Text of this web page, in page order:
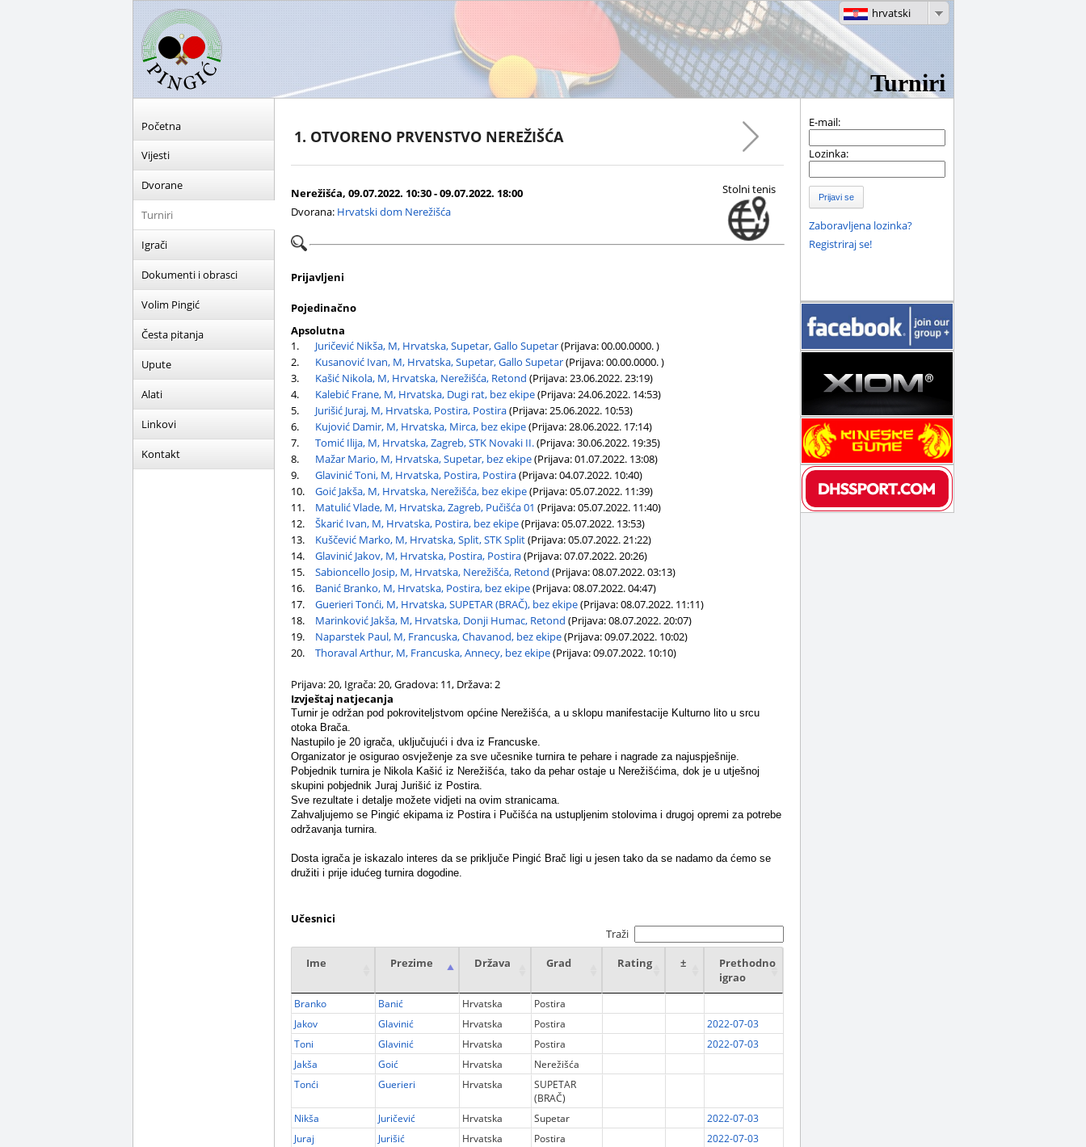
Turniri
hrvatski
Početna
Vijesti
Dvorane
Turniri
Igrači
Dokumenti i obrasci
Volim Pingić
Česta pitanja
Upute
Alati
Linkovi
Kontakt
1. OTVORENO PRVENSTVO NEREŽIŠĆA
Nerežišća, 09.07.2022. 10:30 - 09.07.2022. 18:00
Dvorana: Hrvatski dom Nerežišća
Stolni tenis
Prijavljeni
Pojedinačno
Apsolutna
1.
Juričević Nikša, M, Hrvatska, Supetar, Gallo Supetar(Prijava: 00.00.0000. )
2.
Kusanović Ivan, M, Hrvatska, Supetar, Gallo Supetar(Prijava: 00.00.0000. )
3.
Kašić Nikola, M, Hrvatska, Nerežišća, Retond (Prijava: 23.06.2022. 23:19)
4.
Kalebić Frane, M, Hrvatska, Dugi rat, bez ekipe(Prijava: 24.06.2022. 14:53)
5.
Jurišić Juraj, M, Hrvatska, Postira, Postira(Prijava: 25.06.2022. 10:53)
6.
Kujović Damir, M, Hrvatska, Mirca, bez ekipe(Prijava: 28.06.2022. 17:14)
7.
Tomić Ilija, M, Hrvatska, Zagreb, STK Novaki II.(Prijava: 30.06.2022. 19:35)
8.
Mažar Mario, M, Hrvatska, Supetar, bez ekipe(Prijava: 01.07.2022. 13:08)
9.
Glavinić Toni, M, Hrvatska, Postira, Postira(Prijava: 04.07.2022. 10:40)
10.
Goić Jakša, M, Hrvatska, Nerežišća, bez ekipe(Prijava: 05.07.2022. 11:39)
11.
Matulić Vlade, M, Hrvatska, Zagreb, Pučišća 01 (Prijava: 05.07.2022. 11:40)
12.
Škarić Ivan, M, Hrvatska, Postira, bez ekipe(Prijava: 05.07.2022. 13:53)
13.
Kuščević Marko, M, Hrvatska, Split, STK Split(Prijava: 05.07.2022. 21:22)
14.
Glavinić Jakov, M, Hrvatska, Postira, Postira(Prijava: 07.07.2022. 20:26)
15.
Sabioncello Josip, M, Hrvatska, Nerežišća, Retond (Prijava: 08.07.2022. 03:13)
16.
Banić Branko, M, Hrvatska, Postira, bez ekipe(Prijava: 08.07.2022. 04:47)
17.
Guerieri Tonći, M, Hrvatska, SUPETAR (BRAČ), bez ekipe(Prijava: 08.07.2022. 11:11)
18.
Marinković Jakša, M, Hrvatska, Donji Humac, Retond (Prijava: 08.07.2022. 20:07)
19.
Naparstek Paul, M, Francuska, Chavanod, bez ekipe(Prijava: 09.07.2022. 10:02)
20.
Thoraval Arthur, M, Francuska, Annecy, bez ekipe(Prijava: 09.07.2022. 10:10)
Prijava: 20, Igrača: 20, Gradova: 11, Država: 2
Izvještaj natjecanja
Turnir je održan pod pokroviteljstvom općine Nerežišća, a u sklopu manifestacije Kulturno lito u srcu
otoka Brača.
Nastupilo je 20 igrača, uključujući i dva iz Francuske.
Organizator je osigurao osvježenje za sve učesnike turnira te pehare i nagrade za najuspješnije.
Pobjednik turnira je Nikola Kašić iz Nerežišća, tako da pehar ostaje u Nerežišćima, dok je u utješnoj
skupini pobjednik Juraj Jurišić iz Postira.
Sve rezultate i detalje možete vidjeti na ovim stranicama.
Zahvaljujemo se Pingić ekipama iz Postira i Pučišća na ustupljenim stolovima i drugoj opremi za potrebe
održavanja turnira.
Dosta igrača je iskazalo interes da se priključe Pingić Brač ligi u jesen tako da se nadamo da ćemo se
družiti i prije idućeg turnira dogodine.
Učesnici
Traži
Ime
Prezime Država Grad Rating ±
Prethodno
igrao
Branko Banić Hrvatska
Postira
Jakov
Glavinić Hrvatska Postira
2022-07-03
Toni
Glavinić Hrvatska Postira
2022-07-03
Jakša
Goić Hrvatska
Nerežišća
Tonći
Guerieri Hrvatska
SUPETAR
(BRAČ)
Nikša
Juričević Hrvatska Supetar
2022-07-03
Juraj
Jurišić Hrvatska Postira
2022-07-03
E-mail:
Lozinka:
Prijavi se
Zaboravljena lozinka?
Registriraj se!